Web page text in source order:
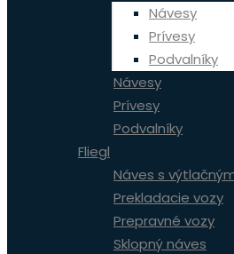
Návesy
Prívesy
Podvalníky
Návesy
Prívesy
Podvalníky
Fliegl
Náves s
Prekladacie vozy
Prepravné vozy
Sklopný náves